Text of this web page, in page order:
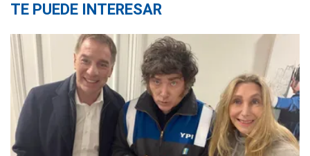
TE PUEDE INTERESAR